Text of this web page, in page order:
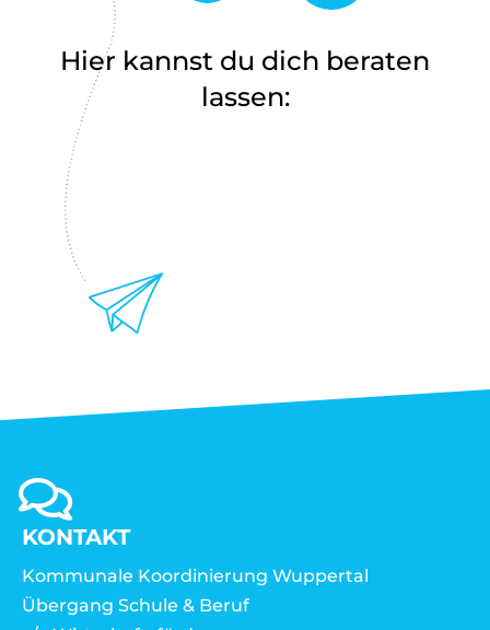
Hier kannst du dich beraten
lassen:
KONTAKT
Kommunale Koordinierung Wuppertal
Übergang Schule & Beruf